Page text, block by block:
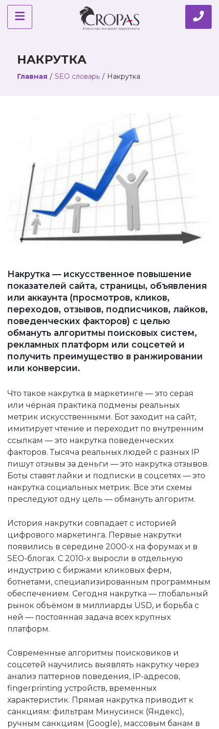
НАКРУТКА
Главная / SEO словарь / Накрутка
Накрутка — искусственное повышение
показателей сайта, страницы, объявления
или аккаунта (просмотров, кликов,
переходов, отзывов, подписчиков, лайков,
поведенческих факторов) с целью
обмануть алгоритмы поисковых систем,
рекламных платформ или соцсетей и
получить преимущество в ранжировании
или конверсии.
Что такое накрутка в маркетинге — это серая
или чёрная практика подмены реальных
метрик искусственными. Бот заходит на сайт,
имитирует чтение и переходит по внутренним
ссылкам — это накрутка поведенческих
факторов. Тысяча реальных людей с разных IP
пишут отзывы за деньги — это накрутка отзывов.
Боты ставят лайки и подписки в соцсетях — это
накрутка социальных метрик. Все эти схемы
преследуют одну цель — обмануть алгоритм.
История накрутки совпадает с историей
цифрового маркетинга. Первые накрутки
появились в середине 2000-х на форумах и в
SEO-блогах. С 2010-х выросли в отдельную
индустрию с биржами кликовых ферм,
ботнетами, специализированным программным
обеспечением. Сегодня накрутка — глобальный
рынок объёмом в миллиарды USD, и борьба с
ней — постоянная задача всех крупных
платформ.
Современные алгоритмы поисковиков и
соцсетей научились выявлять накрутку через
анализ паттернов поведения, IP-адресов,
fingerprinting устройств, временных
характеристик. Прямая накрутка приводит к
санкциям: фильтрам Минусинск (Яндекс),
ручным санкциям (Google), массовым банам в